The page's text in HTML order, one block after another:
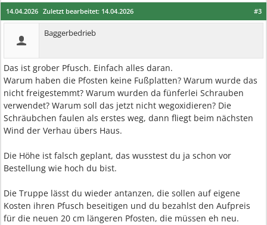
#3
14.04.2026 Zuletzt bearbeitet: 14.04.2026
Baggerbedrieb
Das ist grober Pfusch. Einfach alles daran.
Warum haben die Pfosten keine Fußplatten? Warum wurde das
nicht freigestemmt? Warum wurden da fünferlei Schrauben
verwendet? Warum soll das jetzt nicht wegoxidieren? Die
Schräubchen faulen als erstes weg, dann fliegt beim nächsten
Wind der Verhau übers Haus.
Die Höhe ist falsch geplant, das wusstest du ja schon vor
Bestellung wie hoch du bist.
Die Truppe lässt du wieder antanzen, die sollen auf eigene
Kosten ihren Pfusch beseitigen und du bezahlst den Aufpreis
für die neuen 20 cm längeren Pfosten, die müssen eh neu.